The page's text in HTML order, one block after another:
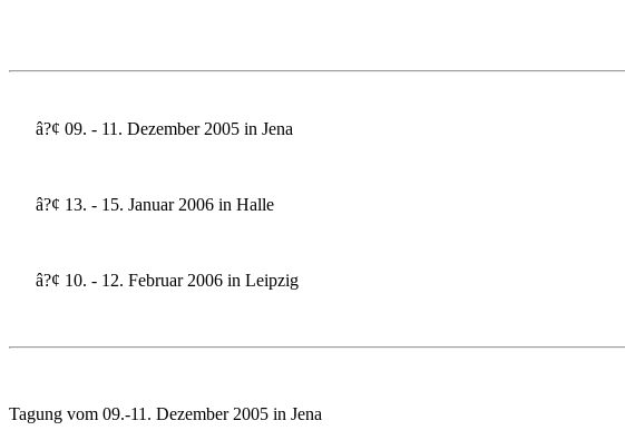
â?¢ 09. - 11. Dezember 2005 in Jena
â?¢ 13. - 15. Januar 2006 in Halle
â?¢ 10. - 12. Februar 2006 in Leipzig
Tagung vom 09.-11. Dezember 2005 in Jena